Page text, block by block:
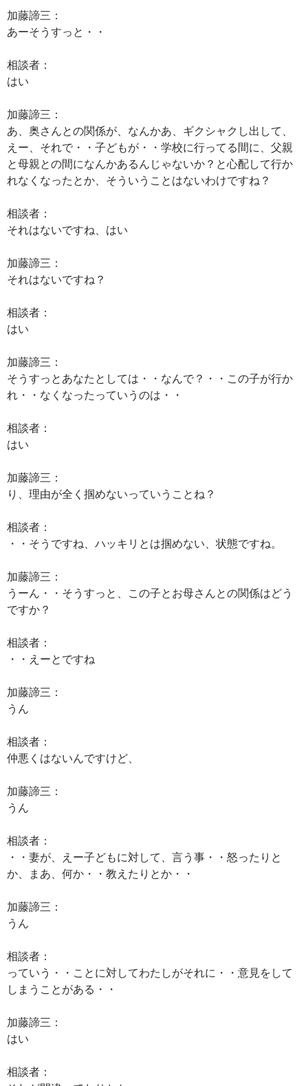
加藤諦三：
あーそうすっと・・
相談者：
はい
加藤諦三：
あ、奥さんとの関係が、なんかあ、ギクシャクし出して、
えー、それで・・子どもが・・学校に行ってる間に、父親
と母親との間になんかあるんじゃないか？と心配して行か
れなくなったとか、そういうことはないわけですね？
相談者：
それはないですね、はい
加藤諦三：
それはないですね？
相談者：
はい
加藤諦三：
そうすっとあなたとしては・・なんで？・・この子が行か
れ・・なくなったっていうのは・・
相談者：
はい
加藤諦三：
り、理由が全く掴めないっていうことね？
相談者：
・・そうですね、ハッキリとは掴めない、状態ですね。
加藤諦三：
うーん・・そうすっと、この子とお母さんとの関係はどう
ですか？
相談者：
・・えーとですね
加藤諦三：
うん
相談者：
仲悪くはないんですけど、
加藤諦三：
うん
相談者：
・・妻が、えー子どもに対して、言う事・・怒ったりと
か、まあ、何か・・教えたりとか・・
加藤諦三：
うん
相談者：
っていう・・ことに対してわたしがそれに・・意見をして
しまうことがある・・
加藤諦三：
はい
相談者：